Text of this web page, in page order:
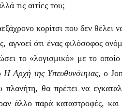
τις αιτίες του;
κορίτσι που δεν θέλει
αγνοεί ότι ένας φιλόσοφος
το «λογισμικό» με το
Η Αρχή της Υπευθυνότητας, ο
πλανήτη, θα πρέπει να
άλλο παρά καταστροφές,